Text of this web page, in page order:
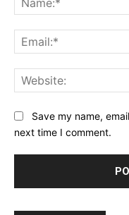
Save my name,
next time I comment.